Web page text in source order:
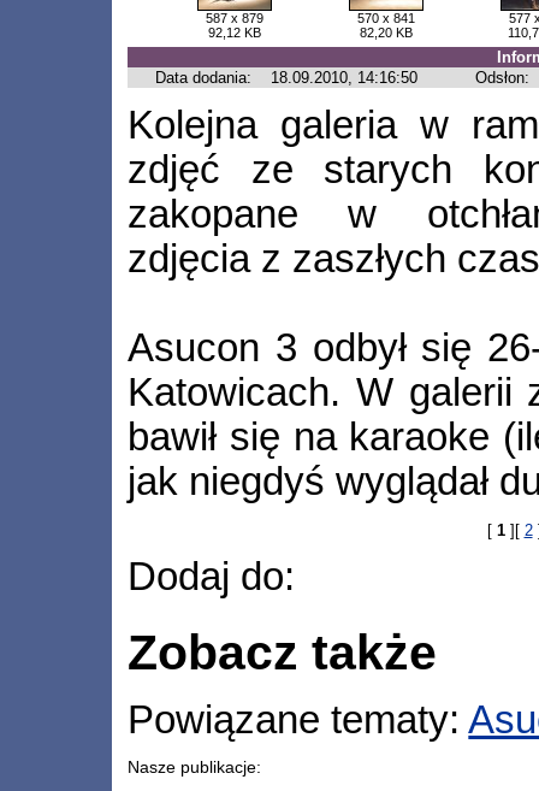
587 x 879
92,12 KB
570 x 841
82,20 KB
577
Data dodania:
18.09.2010, 14:16:50 Odsłon:
Kolejna galeria w
zdjęć ze starych
zakopane w
zdjęcia z zaszłych
Asucon 3 odbył się
Katowicach. W galerii
bawił się na karaoke
jak niegdyś wyglądał
[ 1][ 2
Dodaj do:
Zobacz także
Powiązane tematy:
Nasze publikacje: